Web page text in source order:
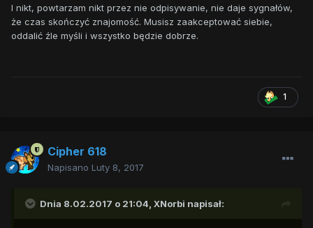
I nikt, powtarzam nikt przez nie odpisywanie, nie daje sygnałów,
że czas skończyć znajomość. Musisz zaakceptować siebie,
oddalić źle myśli i wszystko będzie dobrze.
1
Cipher 618
Napisano Luty 8, 2017
Dnia 8.02.2017 o 21:04, XNorbi napisał: